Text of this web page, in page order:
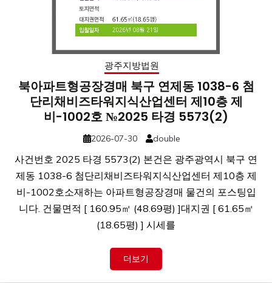
광주지방법원
북아파트형공장경매 북구 연제동 1038-6 첨
단리채비즈타워지식산업센터 제10층 제
비-1002호 №2025 타경 5573(2)
2026-07-30 double
사건번호 2025 타경 5573(2) 본건은 광주광역시 북구 연
제동 1038-6 첨단리채비즈타워지식산업센터 제10층 제
비-1002호소재하는 아파트형공장경매 물건의 포스팅입
니다. 건물면적 [ 160.95㎡ (48.69평) ]대지권 [ 61.65㎡
(18.65평) ] 시세를
더보기